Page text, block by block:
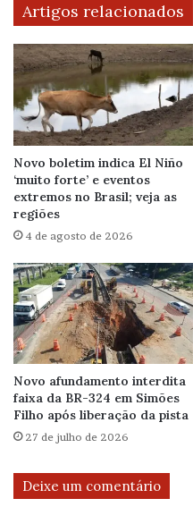
Artigos relacionados
Novo boletim indica El Niño
‘muito forte’ e eventos
extremos no Brasil; veja as
regiões
4 de agosto de 2026
Novo afundamento interdita
faixa da BR-324 em Simões
Filho após liberação da pista
27 de julho de 2026
Deixe um comentário